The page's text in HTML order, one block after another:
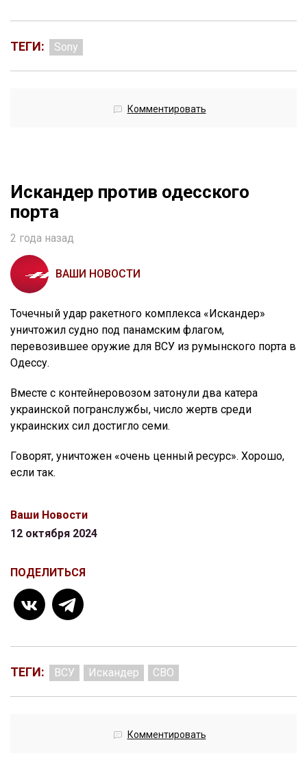
ТЕГИ: Sony
Комментировать
Искандер против одесского
порта
2 года назад
ВАШИ НОВОСТИ
Точечный удар ракетного комплекса «Искандер»
уничтожил судно под панамским флагом,
перевозившее оружие для ВСУ из румынского порта в
Одессу.
Вместе с контейнеровозом затонули два катера
украинской погранслужбы, число жертв среди
украинских сил достигло семи.
Говорят, уничтожен «очень ценный ресурс». Хорошо,
если так.
Ваши Новости
12 октября 2024
ПОДЕЛИТЬСЯ
ТЕГИ: ВСУ Искандер СВО
Комментировать